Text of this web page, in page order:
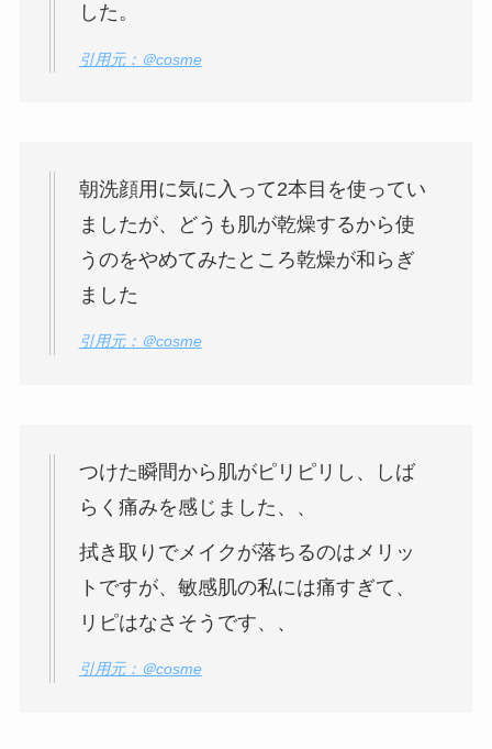
した。
引用元：＠cosme
朝洗顔用に気に入って2本目を使ってい
ましたが、どうも肌が乾燥するから使
うのをやめてみたところ乾燥が和らぎ
ました
引用元：＠cosme
つけた瞬間から肌がピリピリし、しば
らく痛みを感じました、、
拭き取りでメイクが落ちるのはメリッ
トですが、敏感肌の私には痛すぎて、
リピはなさそうです、、
引用元：＠cosme